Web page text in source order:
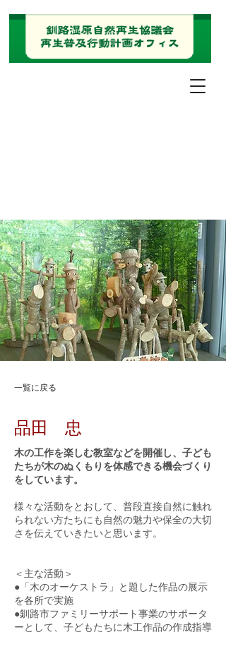
一覧に戻る
品田 忠
木の工作を楽しむ教室などを開催し、子ども
たちが木のぬくもりを体感できる機会づくり
をしています。
様々な活動をとおして、普段直接自然に触れ
られない方たちにも自然の魅力や保全の大切
さを伝えていきたいと思います。
＜主な活動＞
●「木のオーケストラ」と題した作品の展示
を各所で実施
●釧路市ファミリーサポート事業のサポータ
ーとして、子どもたちに木工作品の作成指導